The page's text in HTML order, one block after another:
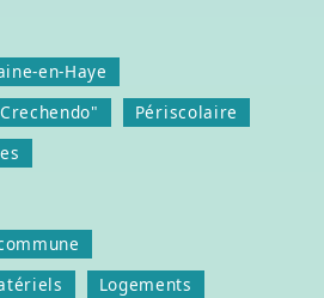
en-Haye
Périscolaire
Logements